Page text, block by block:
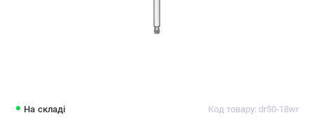
На складі Код товару: dr50-18wr